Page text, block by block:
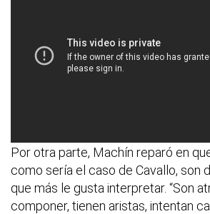
Por otra parte, Machín reparó en
como sería el caso de Cavallo, son
que más le gusta interpretar. “Son
componer, tienen aristas, intentan